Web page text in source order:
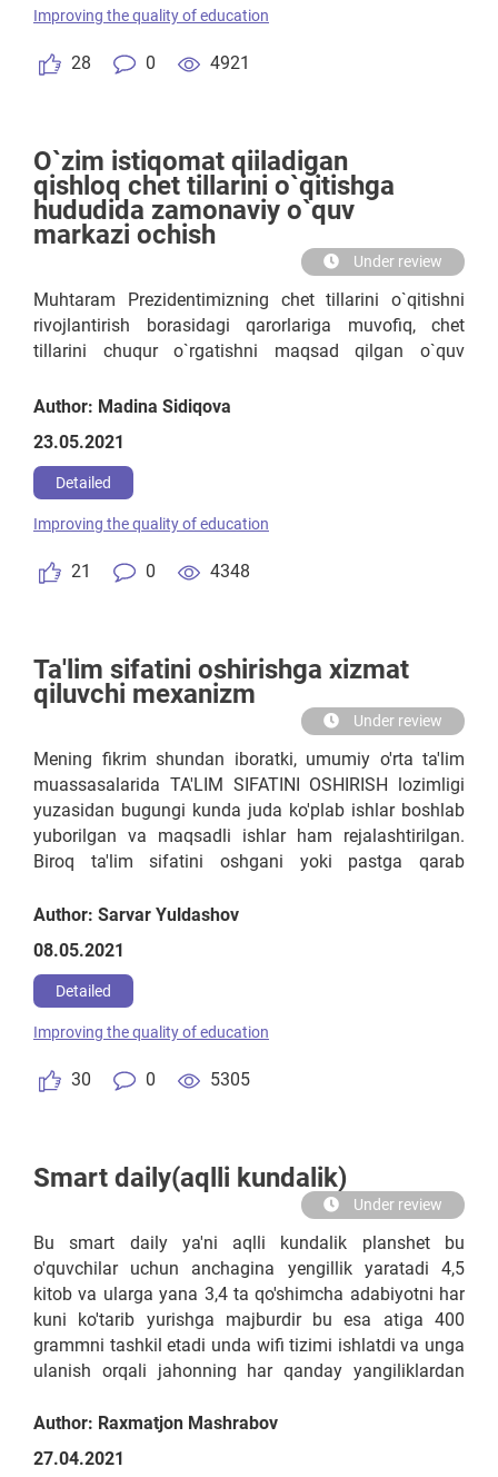
28 0 4921
Improving the quality of education
O`zim istiqomat qiiladigan
qishloq chet tillarini o`qitishga
hududida zamonaviy o`quv
markazi ochish
Under review
Muhtaram Prezidentimizning chet tillarini o`qitishni
rivojlantirish borasidagi qarorlariga muvofiq, chet
tillarini chuqur o`rgatishni maqsad qilgan o`quv
Author: Madina Sidiqova
23.05.2021
Detailed
21 0 4348
Improving the quality of education
Ta'lim sifatini oshirishga xizmat
qiluvchi mexanizm
Under review
Mening fikrim shundan iboratki, umumiy o'rta ta'lim
muassasalarida TA'LIM SIFATINI OSHIRISH lozimligi
yuzasidan bugungi kunda juda ko'plab ishlar boshlab
yuborilgan va maqsadli ishlar ham rejalashtirilgan.
Biroq ta'lim sifatini oshgani yoki pastga qarab
vaziyatlarni 100 foiz qamrab olib, aniq bir faktli
ma'lumotni hech kim ayta olmasa kerak. Sababi
maktabda ta'lim sifatini qay darajada ekanligini avvalo
maktabning o'quv ishlari bo'yicha direktor o'rinbosari
bilishi kerak bo'lsa har bir o'quvchining bilim darajasini
yuqoriga yoki pastga o'sish diagrammasini o'quvchiga
va fan o'qituvchilariga bildirib borishi kerak.
Author: Sarvar Yuldashov
08.05.2021
Detailed
30 0 5305
Improving the quality of education
Smart daily(aqlli kundalik)
Under review
Bu smart daily ya'ni aqlli kundalik planshet bu
o'quvchilar uchun anchagina yengillik yaratadi 4,5
kitob va ularga yana 3,4 ta qo'shimcha adabiyotni har
kuni ko'tarib yurishga majburdir bu esa atiga 400
grammni tashkil etadi unda wifi tizimi ishlatdi va unga
ulanish orqali jahonning har qanday yangiliklardan
talim saytlarida kirish va informatika turli adabiyot va
audio kurslardan foydalanishi mumkin va
Author: Raxmatjon Mashrabov
27.04.2021